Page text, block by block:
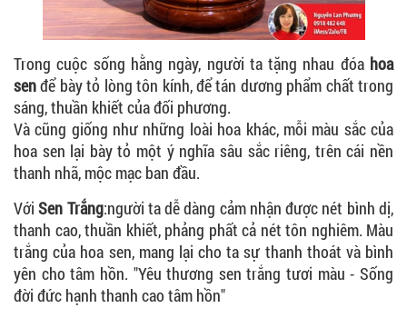
Trong cuộc sống hằng ngày, người ta tặng nhau đóa hoa
senđể bày tỏ lòng tôn kính, để tán dương phẩm chất trong
sáng, thuần khiết của đối phương.
Và cũng giống như những loài hoa khác, mỗi màu sắc của
hoa sen lại bày tỏ một ý nghĩa sâu sắc riêng, trên cái nền
thanh nhã, mộc mạc ban đầu.
VớiSen Trắng:người ta dễ dàng cảm nhận được nét bình dị,
thanh cao, thuần khiết, phảng phất cả nét tôn nghiêm. Màu
trắng của hoa sen, mang lại cho ta sự thanh thoát và bình
yên cho tâm hồn. "Yêu thương sen trắng tươi màu - Sống
đời đức hạnh thanh cao tâm hồn"